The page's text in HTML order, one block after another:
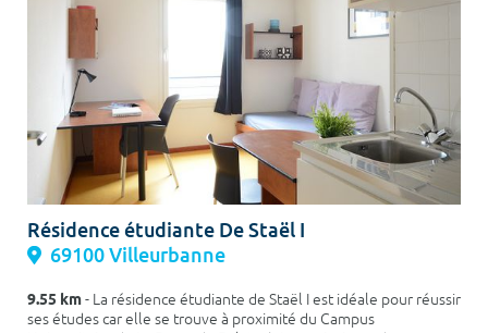
Résidence étudiante De Staël I
69100 Villeurbanne
9.55 km- La résidence étudiante de Staël I est idéale pour réussir
ses études car elle se trouve à proximité du Campus